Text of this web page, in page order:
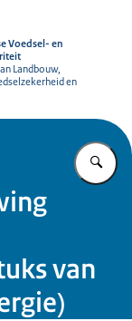
Voedsel- en
Landbouw,
en
van